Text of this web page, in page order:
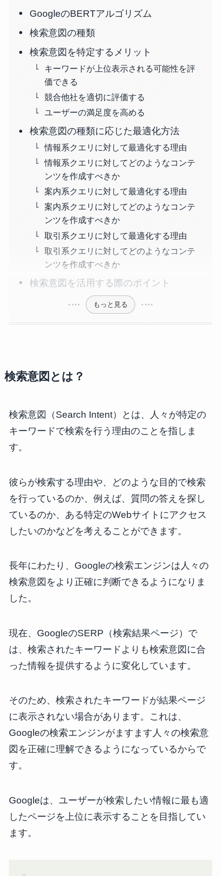
GoogleのBERTアルゴリズム
検索意図の種類
検索意図を特定するメリット
キーワードが上位表示される可能性を評
価できる
競合他社を適切に評価する
ユーザーの満足度を高める
検索意図の種類に応じた最適化方法
情報系クエリに対して最適化する理由
情報系クエリに対してどのようなコンテ
ンツを作成すべきか
案内系クエリに対して最適化する理由
案内系クエリに対してどのようなコンテ
ンツを作成すべきか
取引系クエリに対して最適化する理由
取引系クエリに対してどのようなコンテ
ンツを作成すべきか
検索意図を活用する際のポイント
もっと見る
検索意図とは？
検索意図（Search Intent）とは、人々が特定の
キーワードで検索を行う理由のことを指しま
す。
彼らが検索する理由や、どのような目的で検索
を行っているのか、例えば、質問の答えを探し
ているのか、ある特定のWebサイトにアクセス
したいのかなどを考えることができます。
長年にわたり、Googleの検索エンジンは人々の
検索意図をより正確に判断できるようになりま
した。
現在、GoogleのSERP（検索結果ページ）で
は、検索されたキーワードよりも検索意図に合
った情報を提供するように変化しています。
そのため、検索されたキーワードが結果ページ
に表示されない場合があります。これは、
Googleの検索エンジンがますます人々の検索意
図を正確に理解できるようになっているからで
す。
Googleは、ユーザーが検索したい情報に最も適
したページを上位に表示することを目指してい
ます。